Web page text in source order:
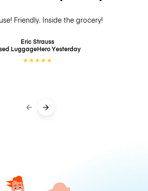
Friendly. Inside the grocery!
Eric Strauss
LuggageHeroYesterday
★★★★★